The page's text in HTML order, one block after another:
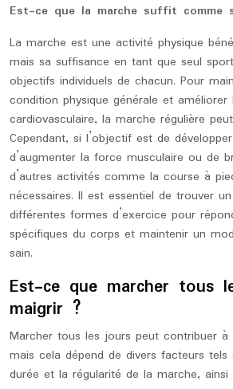
Est-ce que la marche suffit comme
La marche est une activité physique
mais sa suffisance en tant que seul
objectifs individuels de chacun. Pour
condition physique générale et améliorer
cardiovasculaire, la marche régulière
Cependant, si l’objectif est de
d’augmenter la force musculaire ou de
d’autres activités comme la course à
nécessaires. Il est essentiel de trouver
différentes formes d’exercice pour
spécifiques du corps et maintenir un
sain.
Est-ce que marcher tous
maigrir ?
Marcher tous les jours peut contribuer
mais cela dépend de divers facteurs tels
durée et la régularité de la marche,